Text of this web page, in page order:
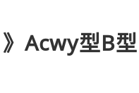
Acwy型B型